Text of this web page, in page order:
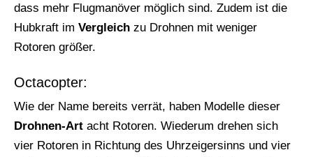
dass mehr Flugmanöver möglich sind. Zudem ist die
Hubkraft im Vergleich zu Drohnen mit weniger
Rotoren größer.
Octacopter:
Wie der Name bereits verrät, haben Modelle dieser
Drohnen-Art acht Rotoren. Wiederum drehen sich
vier Rotoren in Richtung des Uhrzeigersinns und vier